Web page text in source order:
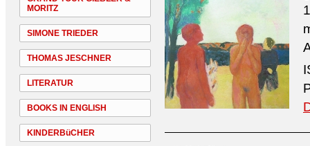
MORITZ
SIMONE TRIEDER
THOMAS JESCHNER
LITERATUR
BOOKS IN ENGLISH
KINDERBüCHER